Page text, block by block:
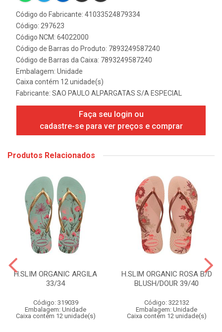
Código do Fabricante: 41033524879334
Código: 297623
Código NCM: 64022000
Código de Barras do Produto: 7893249587240
Código de Barras da Caixa: 7893249587240
Embalagem: Unidade
Caixa contém 12 unidade(s)
Fabricante: SAO PAULO ALPARGATAS S/A ESPECIAL
Faça seu login ou
cadastre-se para ver preços e comprar
Produtos Relacionados
H.SLIM ORGANIC ARGILA
33/34
Código: 319039
Embalagem: Unidade
Caixa contém 12 unidade(s)
H.SLIM ORGANIC ROSA B/D
BLUSH/DOUR 39/40
Código: 322132
Embalagem: Unidade
Caixa contém 12 unidade(s)